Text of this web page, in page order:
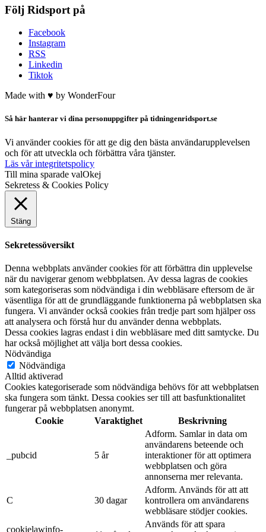
Följ Ridsport på
Facebook
Instagram
RSS
Linkedin
Tiktok
Made with ♥ by WonderFour
Så här hanterar vi dina personuppgifter på tidningenridsport.se
Vi använder cookies för att ge dig den bästa användarupplevelsen
och för att utveckla och förbättra våra tjänster.
Läs vår integritetspolicy
Till mina sparade valOkej
Sekretess & Cookies Policy
Stäng
Sekretessöversikt
Denna webbplats använder cookies för att förbättra din upplevelse
när du navigerar genom webbplatsen. Av dessa lagras de cookies
som kategoriseras som nödvändiga i din webbläsare eftersom de är
väsentliga för att de grundläggande funktionerna på webbplatsen ska
fungera. Vi använder också cookies från tredje part som hjälper oss
att analysera och förstå hur du använder denna webbplats.
Dessa cookies lagras endast i din webbläsare med ditt samtycke. Du
har också möjlighet att välja bort dessa cookies.
Nödvändiga
Nödvändiga
Alltid aktiverad
Cookies kategoriserade som nödvändiga behövs för att webbplatsen
ska fungera som tänkt. Dessa cookies ser till att basfunktionalitet
fungerar på webbplatsen anonymt.
Cookie
Varaktighet Beskrivning
_pubcid 5 år
Adform. Samlar in data om
användarens beteende och
interaktioner för att optimera
webbplatsen och göra
annonserna mer relevanta.
C 30 dagar
Adform. Används för att att
kontrollera om användarens
webbläsare stödjer cookies.
cookielawinfo-
Används för att spara